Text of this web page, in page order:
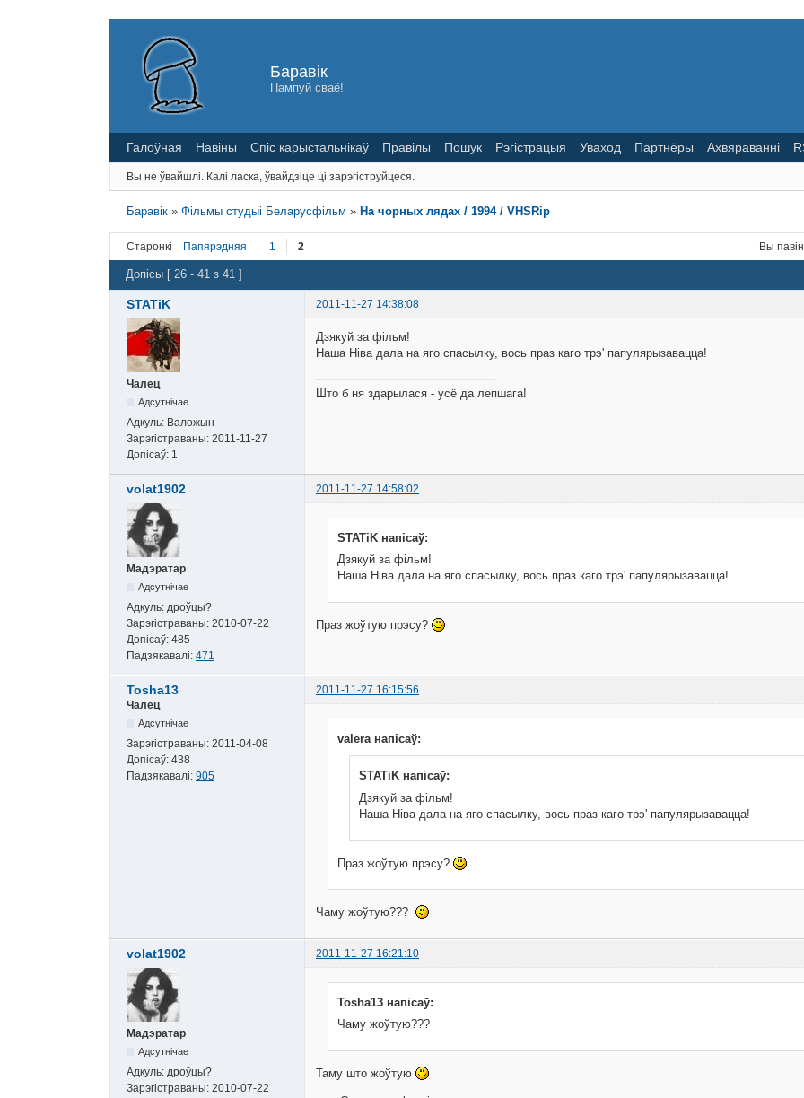
Баравік
Пампуй сваё!
Галоўная Навіны Спіс карыстальнікаў Правілы Пошук Рэгістрацыя Уваход Партнёры Ахвяраванні
Вы не ўвайшлі. Калі ласка, ўвайдзіце ці зарэгіструйцеся.
Баравік »Фільмы студыі Беларусфільм » На чорных лядах / 1994 / VHSRip
Старонкі Папярэдняя 1 2 Вы
Допісы [ 26 - 41 з 41 ]
STATiK 2011-11-27 14:38:08
Чалец
Адсутнічае
Адкуль: Валожын
Зарэгістраваны: 2011-11-27
Допісаў: 1
Дзякуй за фільм!
Наша Ніва дала на яго спасылку, вось праз каго трэ' папулярызавацца!
Што б ня здарылася - усё да лепшага!
volat1902 2011-11-27 14:58:02
Мадэратар
Адсутнічае
Адкуль: дроўцы?
Зарэгістраваны: 2010-07-22
Допісаў: 485
Падзякавалі: 471
STATiK напісаў:
Дзякуй за фільм!
Наша Ніва дала на яго спасылку, вось праз каго трэ' папулярызавацца!
Праз жоўтую прэсу?
Tosha13
2011-11-27 16:15:56
Чалец
Адсутнічае
Зарэгістраваны: 2011-04-08
Допісаў: 438
Падзякавалі: 905
valera напісаў:
STATiK напісаў:
Дзякуй за фільм!
Наша Ніва дала на яго спасылку, вось праз каго трэ' папулярызавацца!
Праз жоўтую прэсу?
Чаму жоўтую???
volat1902 2011-11-27 16:21:10
Мадэратар
Адсутнічае
Адкуль: дроўцы?
Зарэгістраваны: 2010-07-22
Tosha13 напісаў:
Чаму жоўтую???
Таму што жоўтую